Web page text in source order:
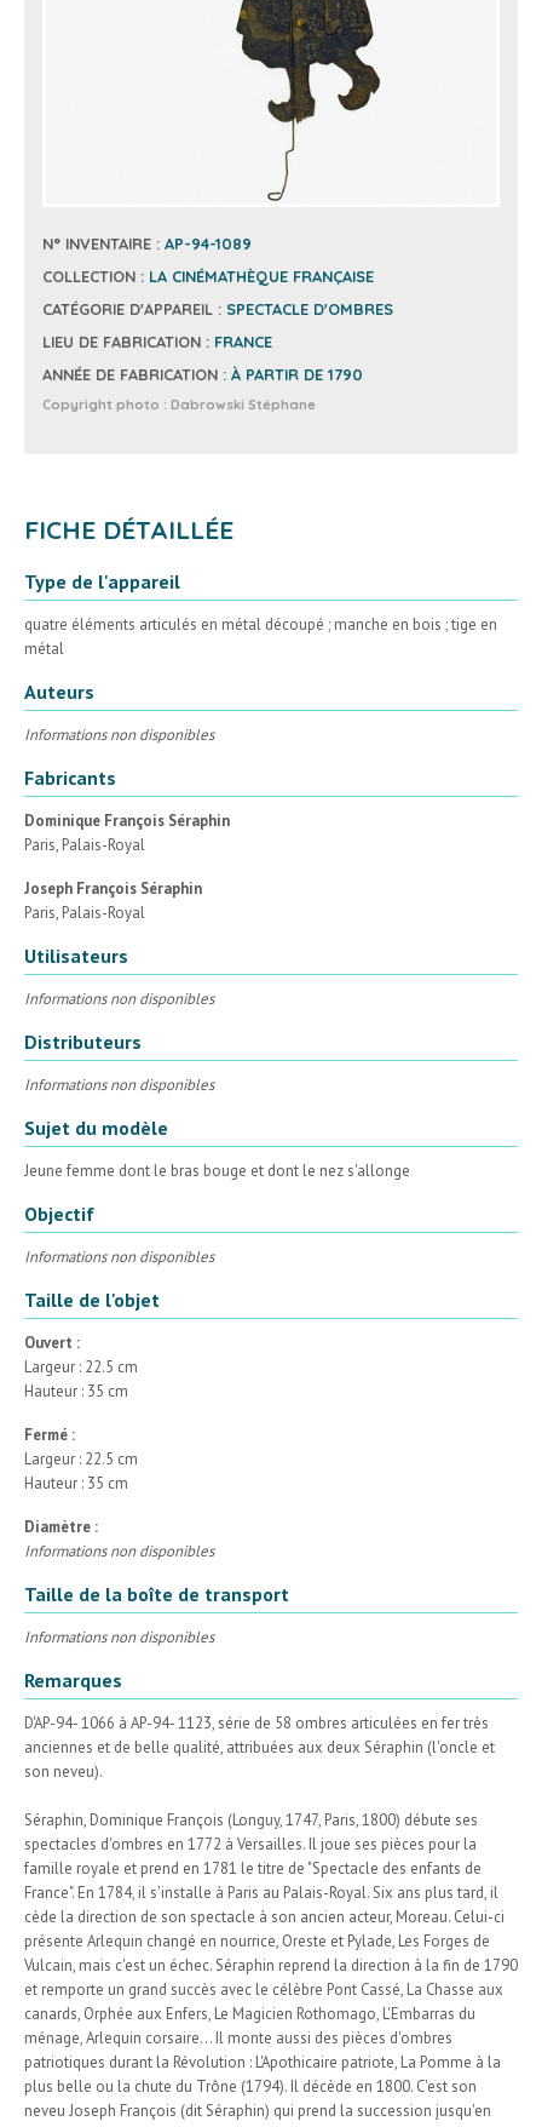
N° INVENTAIRE : AP-94-1089
COLLECTION : LA CINÉMATHÈQUE FRANÇAISE
CATÉGORIE D'APPAREIL : SPECTACLE D'OMBRES
LIEU DE FABRICATION : FRANCE
ANNÉE DE FABRICATION : À PARTIR DE 1790
Copyright photo : Dabrowski Stéphane
FICHE DÉTAILLÉE
Type de l'appareil
quatre éléments articulés en métal découpé ; manche en bois ; tige en
métal
Auteurs
Informations non disponibles
Fabricants
Dominique François Séraphin
Paris, Palais-Royal
Joseph François Séraphin
Paris, Palais-Royal
Utilisateurs
Informations non disponibles
Distributeurs
Informations non disponibles
Sujet du modèle
Jeune femme dont le bras bouge et dont le nez s'allonge
Objectif
Informations non disponibles
Taille de l'objet
Ouvert :
Largeur : 22.5 cm
Hauteur : 35 cm
Fermé :
Largeur : 22.5 cm
Hauteur : 35 cm
Diamètre :
Informations non disponibles
Taille de la boîte de transport
Informations non disponibles
Remarques
D'AP-94- 1066 à AP-94- 1123, série de 58 ombres articulées en fer très
anciennes et de belle qualité, attribuées aux deux Séraphin (l'oncle et
son neveu).
Séraphin, Dominique François (Longuy, 1747, Paris, 1800) débute ses
spectacles d'ombres en 1772 à Versailles. Il joue ses pièces pour la
famille royale et prend en 1781 le titre de "Spectacle des enfants de
France". En 1784, il s'installe à Paris au Palais-Royal. Six ans plus tard, il
cède la direction de son spectacle à son ancien acteur, Moreau. Celui-ci
présente Arlequin changé en nourrice, Oreste et Pylade, Les Forges de
Vulcain, mais c'est un échec. Séraphin reprend la direction à la fin de 1790
et remporte un grand succès avec le célèbre Pont Cassé, La Chasse aux
canards, Orphée aux Enfers, Le Magicien Rothomago, L'Embarras du
ménage, Arlequin corsaire... Il monte aussi des pièces d'ombres
patriotiques durant la Révolution : L'Apothicaire patriote, La Pomme à la
plus belle ou la chute du Trône (1794). Il décède en 1800. C'est son
neveu Joseph François (dit Séraphin) qui prend la succession jusqu'en